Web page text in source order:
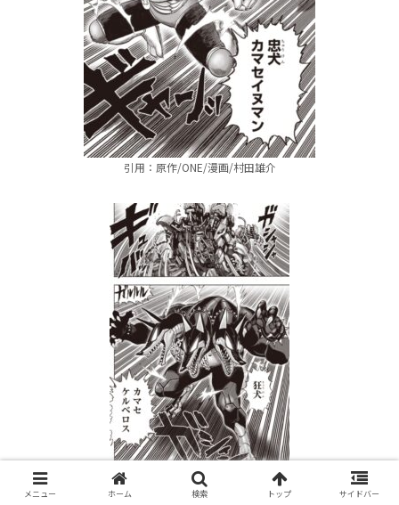
引用：原作/ONE/漫画/村田雄介
引用：原作/ONE/漫画/村田雄介
メニュー ホーム 検索 トップ サイドバー